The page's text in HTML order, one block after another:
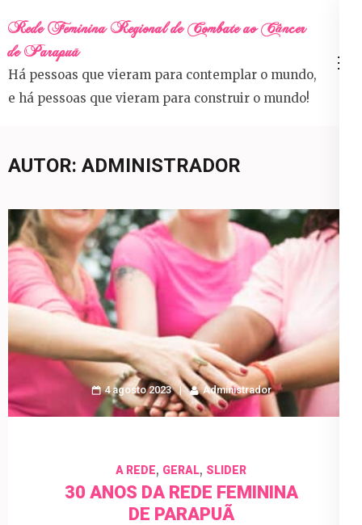
to
content
(Press
Enter)
Rede Feminina Regional de Combate ao Câncer
de Parapuã
Há pessoas que vieram para contemplar o mundo,
e há pessoas que vieram para construir o mundo!
AUTOR: ADMINISTRADOR
4 agosto 2023 Administrador
A REDE, GERAL, SLIDER
30 ANOS DA REDE FEMININA
DE PARAPUÃ